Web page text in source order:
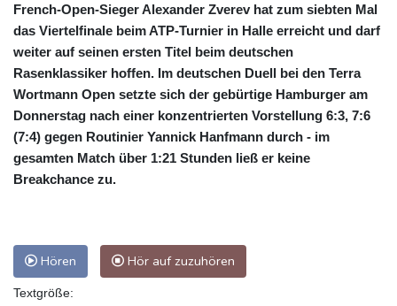
French-Open-Sieger Alexander Zverev hat zum siebten Mal
das Viertelfinale beim ATP-Turnier in Halle erreicht und darf
weiter auf seinen ersten Titel beim deutschen
Rasenklassiker hoffen. Im deutschen Duell bei den Terra
Wortmann Open setzte sich der gebürtige Hamburger am
Donnerstag nach einer konzentrierten Vorstellung 6:3, 7:6
(7:4) gegen Routinier Yannick Hanfmann durch - im
gesamten Match über 1:21 Stunden ließ er keine
Breakchance zu.
Hören Hör auf zuzuhören
Textgröße: